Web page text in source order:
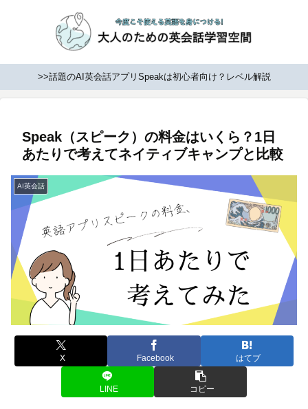
>>話題のAI英会話アプリSpeakは初心者向け？レベル解説
Speak（スピーク）の料金はいくら？1日
あたりで考えてネイティブキャンプと比較
AI英会話
X Facebook はてブ
LINE コピー